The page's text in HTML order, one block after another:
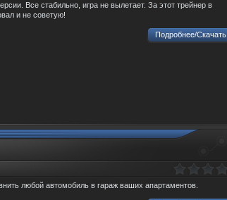
Все стабильно, игра не вылетает. За этот трейнер в
и не советую!
Подробнее/Скачать
любой автомобиль в гараж ваших апартаментов.